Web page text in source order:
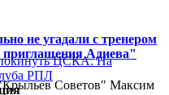
не угадали с тренером
приглашения Адиева"
"Крыльев Советов" Максим